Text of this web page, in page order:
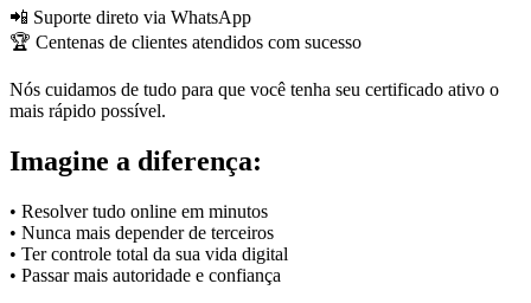
📲 Suporte direto via WhatsApp
🏆 Centenas de clientes atendidos com sucesso
Nós cuidamos de tudo para que você tenha seu certificado ativo o
mais rápido possível.
Imagine a diferença:
• Resolver tudo online em minutos
• Nunca mais depender de terceiros
• Ter controle total da sua vida digital
• Passar mais autoridade e confiança